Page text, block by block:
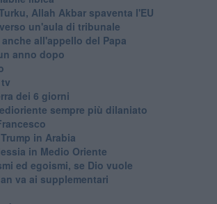
Allah Akbar spaventa l'EU
un'aula di tribunale
all'appello del Papa
anno dopo
dei 6 giorni
sempre più dilaniato
in Arabia
in Medio Oriente
ed egoismi, se Dio vuole
va ai supplementari